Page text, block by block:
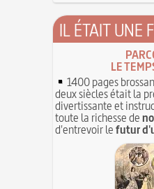
IL ÉTAIT UNE
LE
1400 pages
deux siècles était la
divertissante et
toute la richesse de
d'entrevoir lefutur